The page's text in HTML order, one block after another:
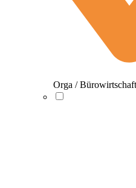
Orga / Bürowirtschaft